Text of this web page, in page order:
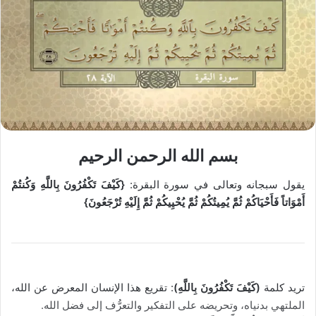
بسم الله الرحمن الرحيم
يقول سبجانه وتعالى في سورة البقرة: {كَيْفَ تَكْفُرُونَ بِاللَّهِ وَكُنتُمْ
أَمْوَاتاً فَأَحْيَاكُمْ ثُمَّ يُمِيتُكُمْ ثُمَّ يُحْيِيكُمْ ثُمَّ إِلَيْهِ تُرْجَعُونَ}
تريد كلمة (كَيْفَ تَكْفُرُونَ بِاللَّهِ): تقريع هذا الإنسان المعرض عن الله،
الملتهي بدنياه، وتحريضه على التفكير والتعرُّف إلى فضل الله.